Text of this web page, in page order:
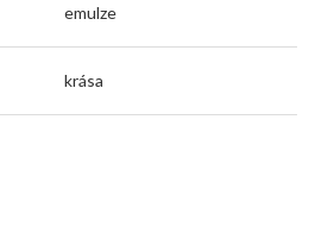
emulze
krása